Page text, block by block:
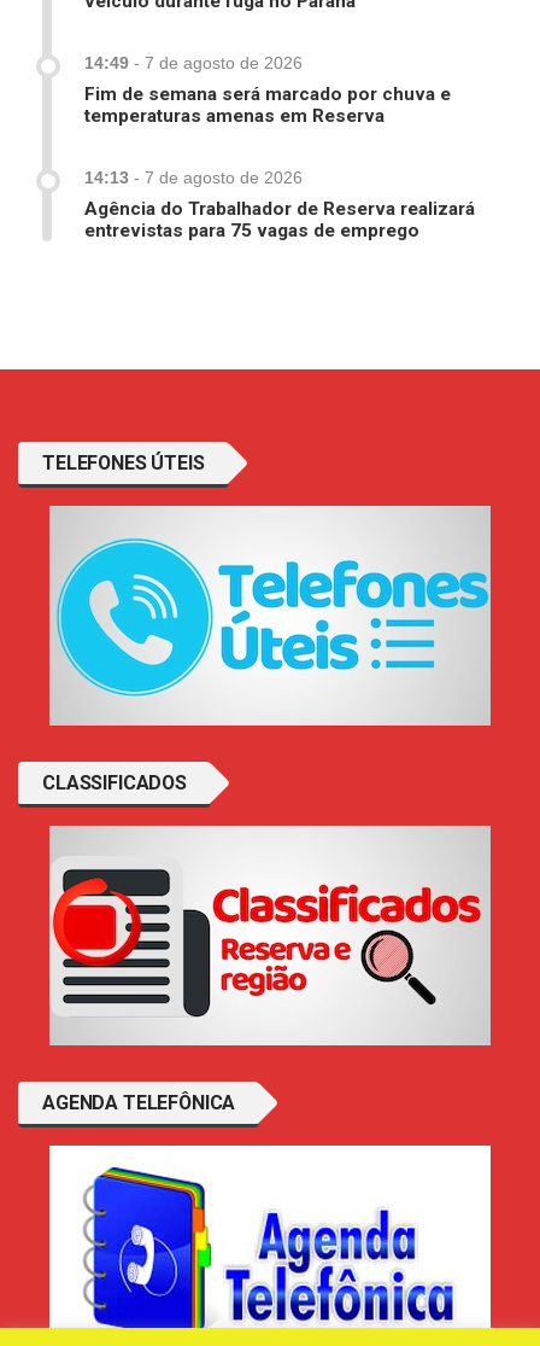
14:49 - 7 de agosto de 2026
Fim de semana será marcado por chuva e
temperaturas amenas em Reserva
14:13 - 7 de agosto de 2026
Agência do Trabalhador de Reserva realizará
entrevistas para 75 vagas de emprego
TELEFONES ÚTEIS
CLASSIFICADOS
AGENDA TELEFÔNICA